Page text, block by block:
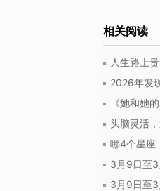
相关阅读
人生路上
2026年发
《她和她
头脑灵活
哪4个星座
3月9日至
3月9日至